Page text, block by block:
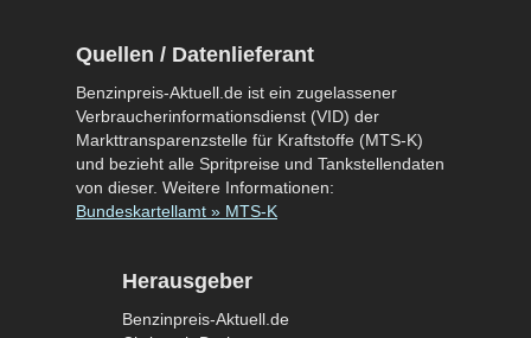
Quellen / Datenlieferant
Benzinpreis-Aktuell.de ist ein zugelassener
Verbraucherinformationsdienst (VID) der
Markttransparenzstelle für Kraftstoffe (MTS-K)
und bezieht alle Spritpreise und Tankstellendaten
von dieser. Weitere Informationen:
Bundeskartellamt » MTS-K
Herausgeber
Benzinpreis-Aktuell.de